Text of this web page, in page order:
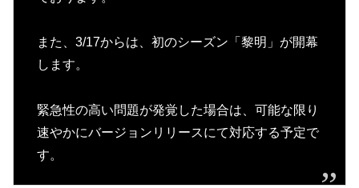
また、3/17からは、初のシーズン「黎明」が開幕
します。
緊急性の高い問題が発覚した場合は、可能な限り
速やかにバージョンリリースにて対応する予定で
す。